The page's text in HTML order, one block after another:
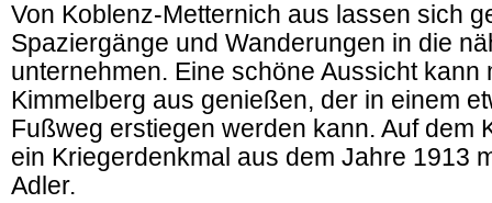
Von Koblenz-Metternich aus lassen sich
Spaziergänge und Wanderungen in die
unternehmen. Eine schöne Aussicht kann
Kimmelberg aus genießen, der in einem
Fußweg erstiegen werden kann. Auf dem
ein Kriegerdenkmal aus dem Jahre 1913
Adler.